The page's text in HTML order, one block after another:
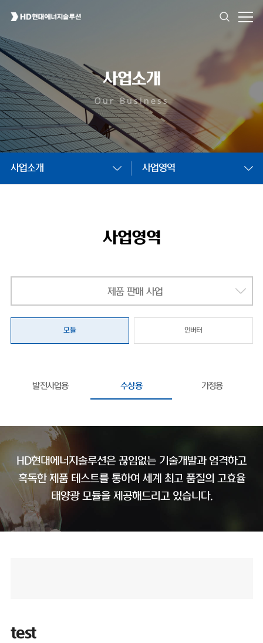
사업소개
Our Business
사업소개 사업영역
사업영역
제품 판매 사업
모듈 인버터
발전사업용 수상용 가정용
HD현대에너지솔루션은 끊임없는 기술개발과 엄격하고
혹독한 제품 테스트를 통하여 세계 최고 품질의 고효율
태양광 모듈을 제공해드리고 있습니다.
test